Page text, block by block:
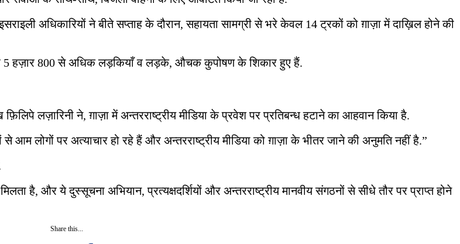
अधिकारियों ने बीते सप्ताह के दौरान, सहायता सामग्री से भरे केवल 14 ट्रकों को ग़ाज़ा में दाख़िल होने की
हज़ार 800 से अधिक लड़कियाँ व लड़के, औचक कुपोषण के शिकार हुए हैं.
लज़ारिनी ने, ग़ाज़ा में अन्तरराष्ट्रीय मीडिया के प्रवेश पर प्रतिबन्ध हटाने का आहवान किया है.
आम लोगों पर अत्याचार हो रहे हैं और अन्तरराष्ट्रीय मीडिया को ग़ाज़ा के भीतर जाने की अनुमति नहीं है.”
है, और ये दुस्सूचना अभियान, प्रत्यक्षदर्शियों और अन्तरराष्ट्रीय मानवीय संगठनों से सीधे तौर पर प्राप्त होने
Share this...